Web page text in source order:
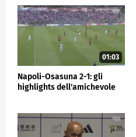
01:03
Napoli-Osasuna 2-1: gli
highlights dell'amichevole